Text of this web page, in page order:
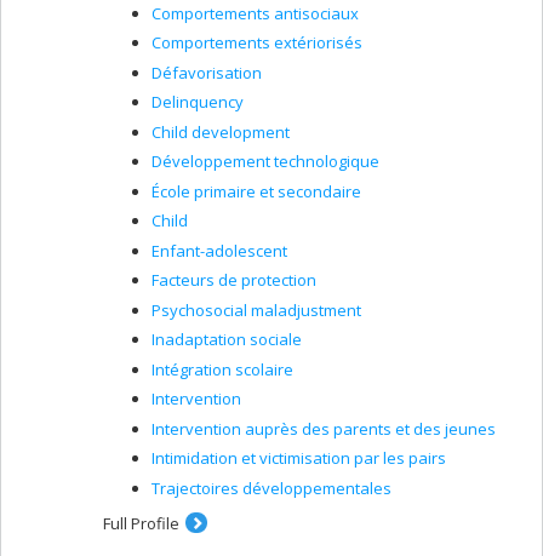
Comportements antisociaux
Comportements extériorisés
Défavorisation
Delinquency
Child development
Développement technologique
École primaire et secondaire
Child
Enfant-adolescent
Facteurs de protection
Psychosocial maladjustment
Inadaptation sociale
Intégration scolaire
Intervention
Intervention auprès des parents et des jeunes
Intimidation et victimisation par les pairs
Trajectoires développementales
Full Profile